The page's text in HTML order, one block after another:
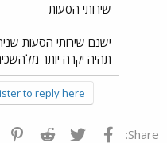
שירותי הסעות
ישנם שירותי הסעות
תהיה יקרה יותר
to reply here.
Share: פייסבוק Twitter
Reddit